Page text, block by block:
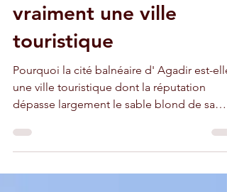
Pourquoi Agadir est
vraiment une ville
touristique
Pourquoi la cité balnéaire d' Agadir est-elle
une ville touristique dont la réputation
dépasse largement le sable blond de sa
présidé la cérémonie de présentation du